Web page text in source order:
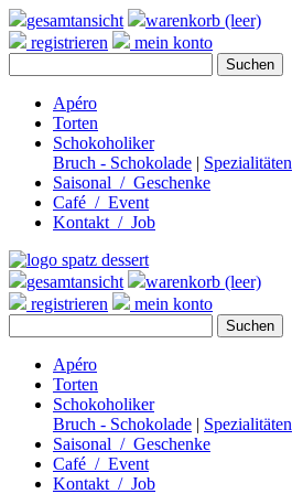
gesamtansicht
warenkorb (leer)
registrieren
mein konto
Apéro
Torten
Schokoholiker
Bruch - Schokolade | Spezialitäten
Saisonal / Geschenke
Café / Event
Kontakt / Job
gesamtansicht
warenkorb (leer)
registrieren
mein konto
Apéro
Torten
Schokoholiker
Bruch - Schokolade | Spezialitäten
Saisonal / Geschenke
Café / Event
Kontakt / Job